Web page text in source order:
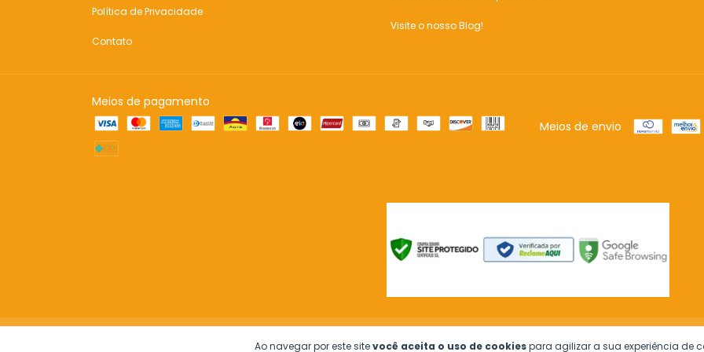
Ao navegar por este sitevocê aceita o uso de cookiespara agilizar a sua experiência de
Política de Privacidade
Contato
Visite o nosso Blog!
Meios de pagamento
Meios de envio